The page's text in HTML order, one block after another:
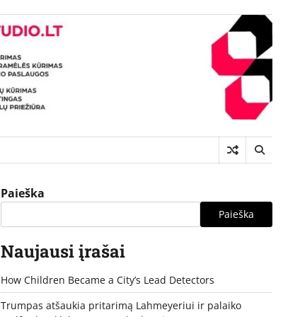
Paieška
Paieška
Naujausi įrašai
How Children Became a City’s Lead Detectors
Trumpas atšaukia pritarimą Lahmeyeriui ir palaiko